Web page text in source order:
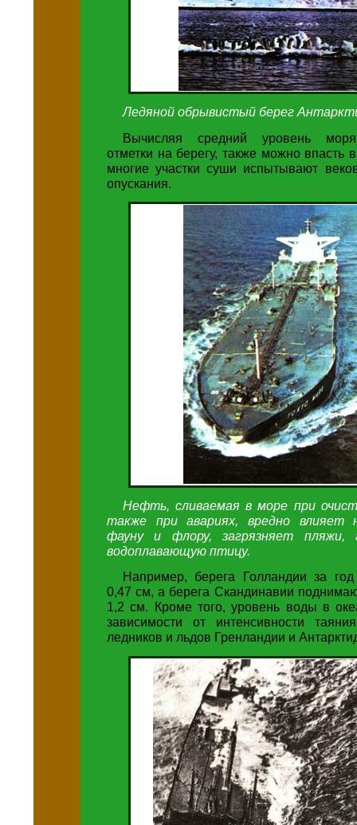
Ледяной обрывистый берег
Вычисляя средний уровень моря
отметки на берегу, также можно впасть
многие участки суши испытывают
опускания.
Нефть, сливаемая в море при
также при авариях, вредно влияет
фауну и флору, загрязняет
водоплавающую птицу.
Например, берега Голландии за
0,47 см, а берега Скандинавии
1,2 см. Кроме того, уровень воды в
зависимости от интенсивности
ледников и льдов Гренландии и